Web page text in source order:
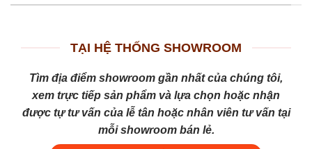
TẠI HỆ THỐNG SHOWROOM
Tìm địa điểm showroom gần nhất của chúng tôi,
xem trực tiếp sản phẩm và lựa chọn hoặc nhận
được tự tư vấn của lễ tân hoặc nhân viên tư vấn tại
mỗi showroom bán lẻ.